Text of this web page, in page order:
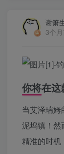
谢箫
3个
你将在
当艾泽瑞
泥坞镇！
精准的时机